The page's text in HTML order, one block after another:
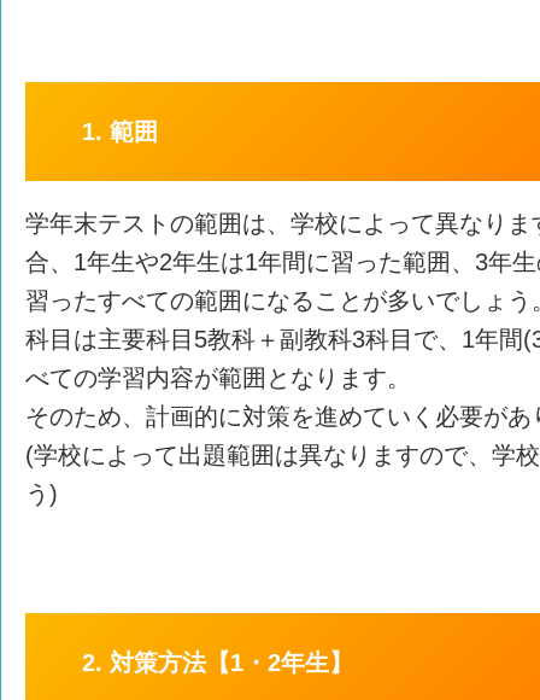
1. 範囲
学年末テストの範囲は、学校によって異なり
合、1年生や2年生は1年間に習った範囲、3年
習ったすべての範囲になることが多いでしょう
科目は主要科目5教科＋副教科3科目で、1年間
べての学習内容が範囲となります。
そのため、計画的に対策を進めていく必要があ
(学校によって出題範囲は異なりますので、学
う)
2. 対策方法【1・2年生】